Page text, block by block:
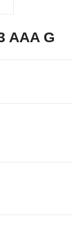
G